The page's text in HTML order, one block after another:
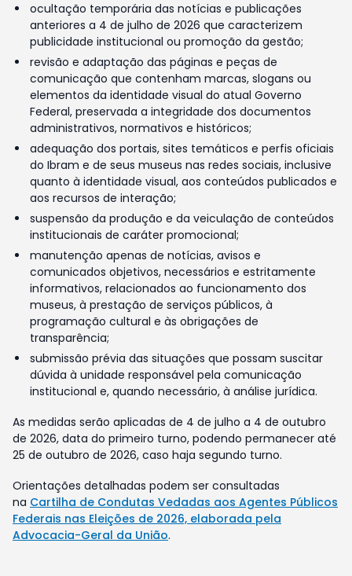
ocultação temporária das notícias e publicações
anteriores a 4 de julho de 2026 que caracterizem
publicidade institucional ou promoção da gestão;
revisão e adaptação das páginas e peças de
comunicação que contenham marcas, slogans ou
elementos da identidade visual do atual Governo
Federal, preservada a integridade dos documentos
administrativos, normativos e históricos;
adequação dos portais, sites temáticos e perfis oficiais
do Ibram e de seus museus nas redes sociais, inclusive
quanto à identidade visual, aos conteúdos publicados e
aos recursos de interação;
suspensão da produção e da veiculação de conteúdos
institucionais de caráter promocional;
manutenção apenas de notícias, avisos e
comunicados objetivos, necessários e estritamente
informativos, relacionados ao funcionamento dos
museus, à prestação de serviços públicos, à
programação cultural e às obrigações de
transparência;
submissão prévia das situações que possam suscitar
dúvida à unidade responsável pela comunicação
institucional e, quando necessário, à análise jurídica.
As medidas serão aplicadas de 4 de julho a 4 de outubro
de 2026, data do primeiro turno, podendo permanecer até
25 de outubro de 2026, caso haja segundo turno.
Orientações detalhadas podem ser consultadas
na Cartilha de Condutas Vedadas aos Agentes Públicos
Federais nas Eleições de 2026, elaborada pela
Advocacia-Geral da União.